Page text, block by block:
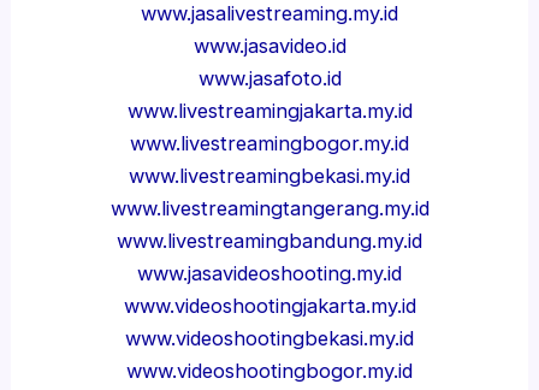
www.jasalivestreaming.my.id
www.jasavideo.id
www.jasafoto.id
www.livestreamingjakarta.my.id
www.livestreamingbogor.my.id
www.livestreamingbekasi.my.id
www.livestreamingtangerang.my.id
www.livestreamingbandung.my.id
www.jasavideoshooting.my.id
www.videoshootingjakarta.my.id
www.videoshootingbekasi.my.id
www.videoshootingbogor.my.id